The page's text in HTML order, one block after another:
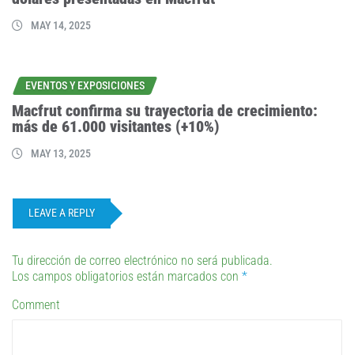
MAY 14, 2025
EVENTOS Y EXPOSICIONES
Macfrut confirma su trayectoria de crecimiento:
más de 61.000 visitantes (+10%)
MAY 13, 2025
LEAVE A REPLY
Tu dirección de correo electrónico no será publicada.
Los campos obligatorios están marcados con *
Comment